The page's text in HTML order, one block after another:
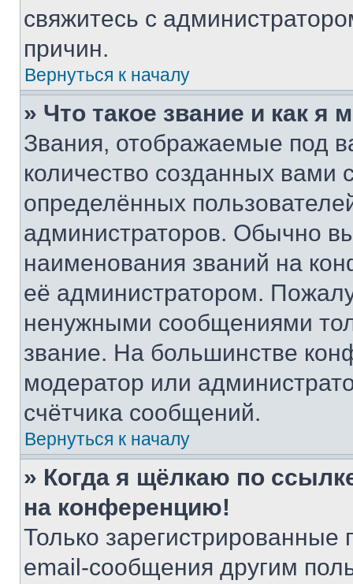
свяжитесь с
причин.
Вернуться к началу
» Что такое звание и как я
Звания, отображаемые под
количество созданных
определённых
администраторов. Обычно
наименования званий на
её администратором.
ненужными сообщениями
звание. На большинстве
модератор или
счётчика сообщений.
Вернуться к началу
» Когда я щёлкаю по
на конференцию!
Только зарегистрированные
email-сообщения другим